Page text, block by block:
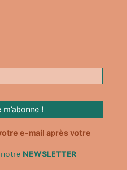
e-mail après votre
NEWSLETTER